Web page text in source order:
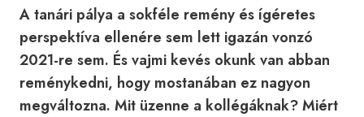
A tanári pálya a sokféle remény és ígéretes
perspektíva ellenére sem lett igazán vonzó
2021-re sem. És vajmi kevés okunk van abban
reménykedni, hogy mostanában ez nagyon
megváltozna. Mit üzenne a kollégáknak? Miért